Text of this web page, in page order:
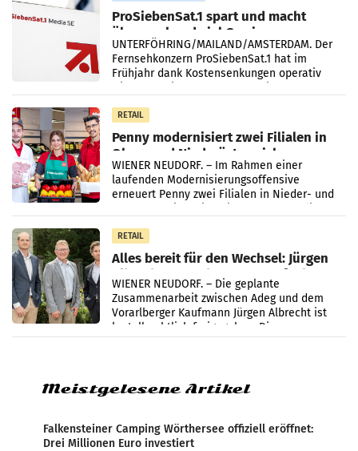
ProSiebenSat.1 spart und macht
überraschend viel Gewinn
UNTERFÖHRING/MAILAND/AMSTERDAM. Der
Fernsehkonzern ProSiebenSat.1 hat im
Frühjahr dank Kostensenkungen operativ
RETAIL
Penny modernisiert zwei Filialen in
Ober- und Niederösterreich
WIENER NEUDORF. – Im Rahmen einer
laufenden Modernisierungsoffensive
erneuert Penny zwei Filialen in Nieder- und
RETAIL
Alles bereit für den Wechsel: Jürgen
Albrecht setzt ab 1.1.2027 auf Adeg
WIENER NEUDORF. – Die geplante
Zusammenarbeit zwischen Adeg und dem
Vorarlberger Kaufmann Jürgen Albrecht ist
kartellrechtlich freigegeben: Die
Bundeswettbewerbsbehörde und der
Meistgelesene Artikel
Falkensteiner Camping Wörthersee offiziell eröffnet:
Drei Millionen Euro investiert